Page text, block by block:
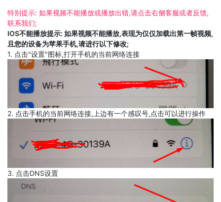
特别提示: 如果视频不能播放或播放出错,请点击右侧客服或者反馈,
联系我们;
IOS不能播放提示: 如果视频不能播放,表现为仅仅加载出第一帧视频,
且您的设备为苹果手机,请进行以下修改;
1. 点击"设置"图标,打开手机的当前网络连接
2. 点击手机的当前网络连接,上边有一个感叹号,点击可以进行操作
3. 点击DNS设置